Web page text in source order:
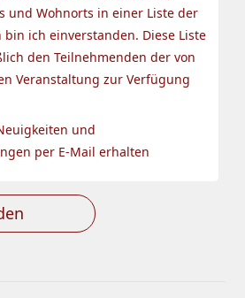
und Wohnorts in einer Liste der
bin ich einverstanden. Diese Liste
den Teilnehmenden der von
Veranstaltung zur Verfügung
und
per E-Mail erhalten